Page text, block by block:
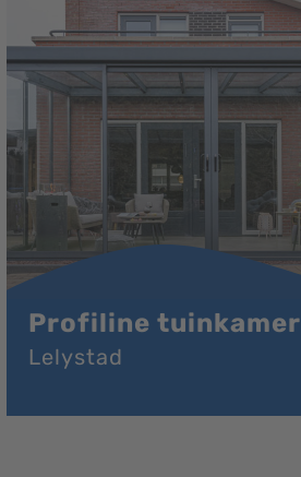
Profiline tuinkamer
Lelystad